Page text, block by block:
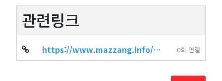
관련링크
https://www.mazzang.info/shop_info.php?wr_id=950 0회 연결